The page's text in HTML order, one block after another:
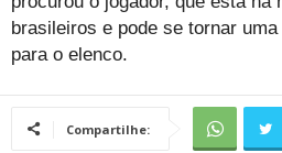
brasileiros e pode se tornar
para o elenco.
Compartilhe: